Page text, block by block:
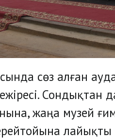
сөз алған
Сондықтан
жаңа музей
лайықты